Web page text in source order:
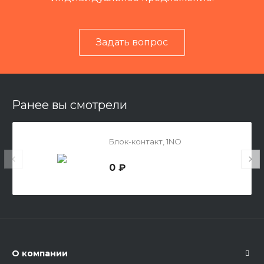
Задать вопрос
Ранее вы смотрели
Блок-контакт, 1NO
0 ₽
О компании